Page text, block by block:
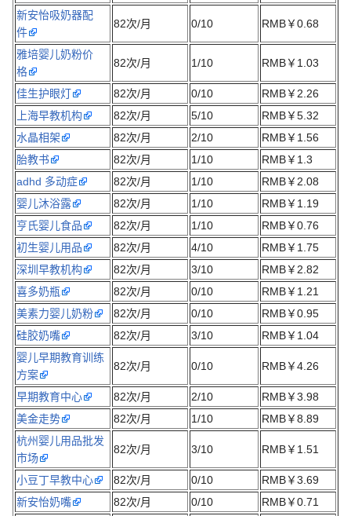
新安怡吸奶器配
件
82次/月 0/10 RMB￥0.68
雅培婴儿奶粉价
格
82次/月 1/10 RMB￥1.03
佳生护眼灯 82次/月 0/10
RMB￥2.26
上海早教机构
82次/月 5/10
RMB￥5.32
水晶相架
82次/月 2/10
RMB￥1.56
胎教书
82次/月 1/10
RMB￥1.3
adhd 多动症
82次/月 1/10
RMB￥2.08
婴儿沐浴露
82次/月 1/10
RMB￥1.19
亨氏婴儿食品
82次/月 1/10
RMB￥0.76
初生婴儿用品
82次/月 4/10
RMB￥1.75
深圳早教机构
82次/月 3/10
RMB￥2.82
喜多奶瓶
82次/月 0/10
RMB￥1.21
美素力婴儿奶粉
82次/月 0/10
RMB￥0.95
硅胶奶嘴
82次/月 3/10
RMB￥1.04
婴儿早期教育训练
方案
82次/月 0/10 RMB￥4.26
早期教育中心 82次/月 2/10
RMB￥3.98
美金走势
82次/月 1/10
RMB￥8.89
杭州婴儿用品批发
市场
82次/月 3/10 RMB￥1.51
小豆丁早教中心 82次/月 0/10
RMB￥3.69
新安怡奶嘴
82次/月 0/10
RMB￥0.71